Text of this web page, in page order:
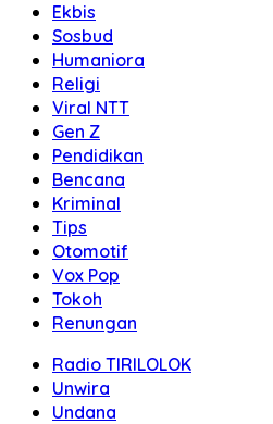
Ekbis
Sosbud
Humaniora
Religi
Viral NTT
Gen Z
Pendidikan
Bencana
Kriminal
Tips
Otomotif
Vox Pop
Tokoh
Renungan
Radio TIRILOLOK
Unwira
Undana